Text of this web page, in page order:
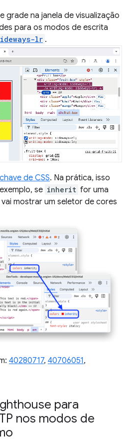
grade na janela de visualização
para os modos de escrita
lr .
de CSS. Na prática, isso
se inherit for uma
vai mostrar um seletor de cores
40280717, 40706051,
para
nos modos de